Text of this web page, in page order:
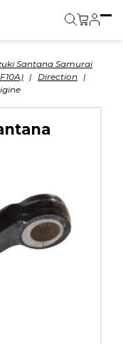
Santana Samurai
Direction